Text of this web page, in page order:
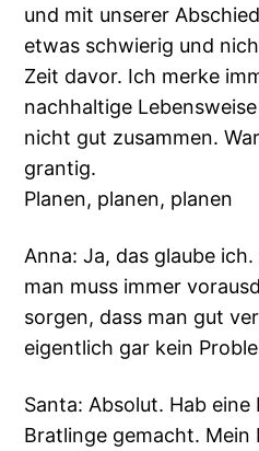
und mit unserer
etwas schwierig und
Zeit davor. Ich merke
nachhaltige
nicht gut zusammen.
grantig.
Planen, planen, planen
Anna: Ja, das glaube
man muss immer
sorgen, dass man gut
eigentlich gar kein
Santa: Absolut. Hab eine
Bratlinge gemacht. Mein